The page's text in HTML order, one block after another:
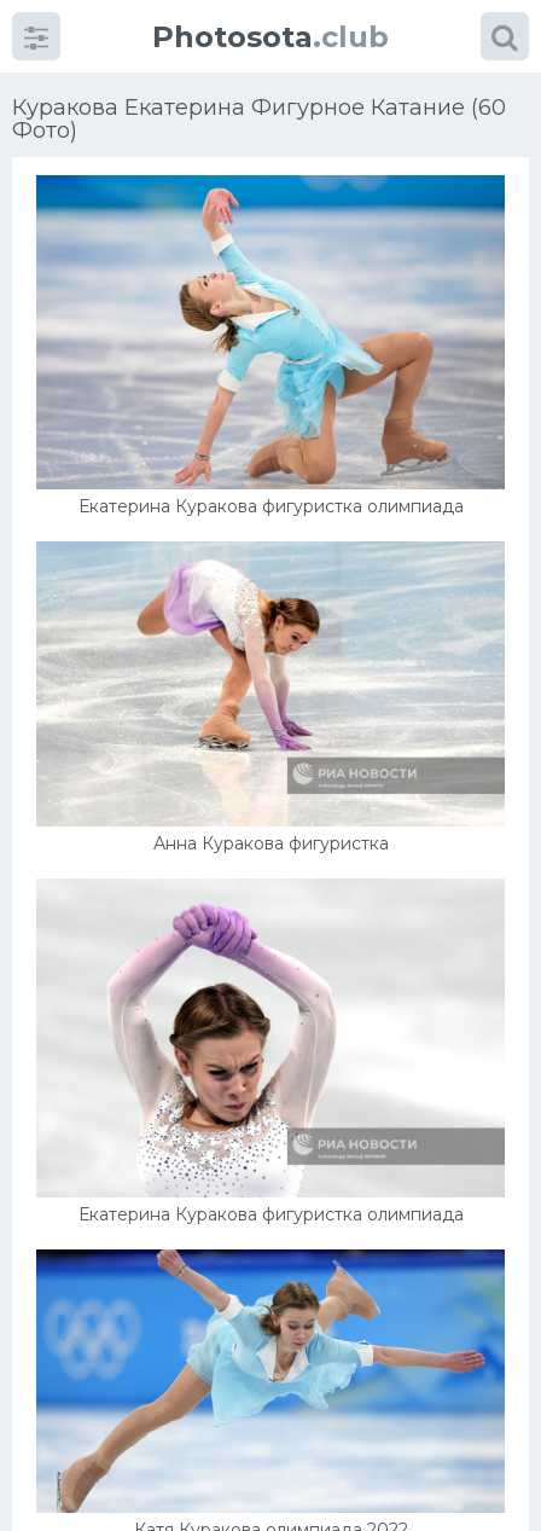
Photosota.club
Куракова Екатерина Фигурное Катание (60
Фото)
Екатерина Куракова фигуристка олимпиада
Анна Куракова фигуристка
Екатерина Куракова фигуристка олимпиада
КатегорииФото
Еще картинки...
Футбол
Баскетбол
Хоккей
Велогонки
Конькобежный спорт
Тренажеры
Интерьер квартиры